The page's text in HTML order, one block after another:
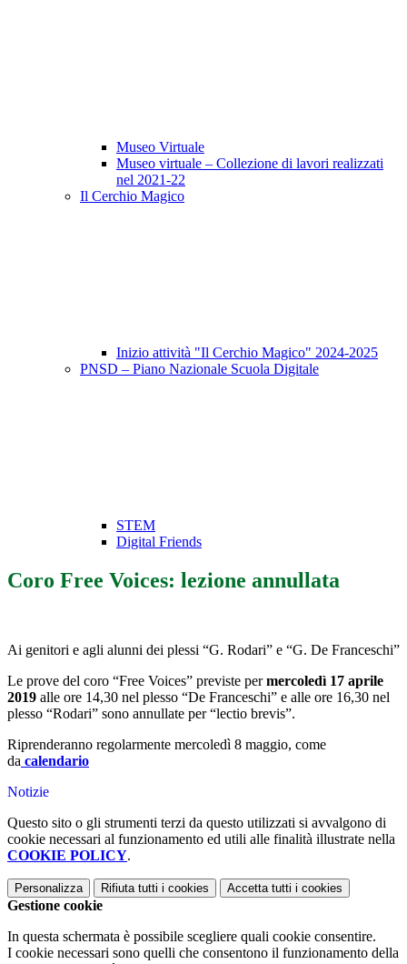
Museo Virtuale
Museo virtuale – Collezione di lavori realizzati
nel 2021-22
Il Cerchio Magico
Inizio attività "Il Cerchio Magico" 2024-2025
PNSD – Piano Nazionale Scuola Digitale
STEM
Digital Friends
Coro Free Voices: lezione annullata
Ai genitori e agli alunni dei plessi “G. Rodari” e “G. De Franceschi”
Le prove del coro “Free Voices” previste permercoledì 17 aprile
2019 alle ore 14,30 nel plesso “De Franceschi” e alle ore 16,30 nel
plesso “Rodari” sono annullate per “lectio brevis”.
Riprenderanno regolarmente mercoledì 8 maggio, come
da calendario
Notizie
Questo sito o gli strumenti terzi da questo utilizzati si avvalgono di
cookie necessari al funzionamento ed utili alle finalità illustrate nella
COOKIE POLICY.
Personalizza Rifiuta tutti i cookies Accetta tutti i cookies
Gestione cookie
In questa schermata è possibile scegliere quali cookie consentire.
I cookie necessari sono quelli che consentono il funzionamento della